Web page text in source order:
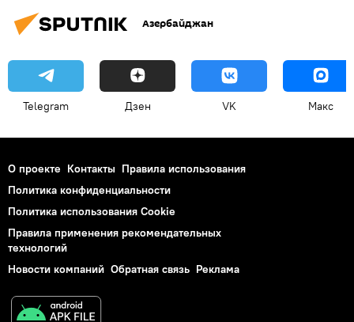
Азербайджан
Telegram Дзен VK Макс
О проекте Контакты Правила использования
Политика конфиденциальности
Политика использования Cookie
Правила применения рекомендательных
технологий
Новости компаний Обратная связь Реклама